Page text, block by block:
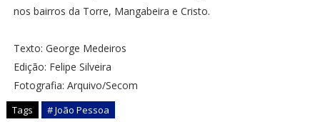
nos bairros da Torre, Mangabeira e Cristo.
Texto: George Medeiros
Edição: Felipe Silveira
Fotografia: Arquivo/Secom
Tags # João Pessoa